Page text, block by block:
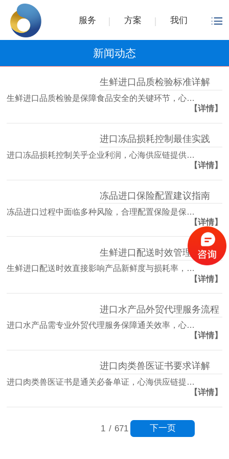
服务 方案 我们
新闻动态
生鲜进口品质检验标准详解
生鲜进口品质检验是保障食品安全的关键环节，心…
【详情】
进口冻品损耗控制最佳实践
进口冻品损耗控制关乎企业利润，心海供应链提供…
【详情】
冻品进口保险配置建议指南
冻品进口过程中面临多种风险，合理配置保险是保…
【详情】
生鲜进口配送时效管理方案
生鲜进口配送时效直接影响产品新鲜度与损耗率，…
【详情】
进口水产品外贸代理服务流程
进口水产品需专业外贸代理服务保障通关效率，心…
【详情】
进口肉类兽医证书要求详解
进口肉类兽医证书是通关必备单证，心海供应链提…
【详情】
1 / 671 下一页